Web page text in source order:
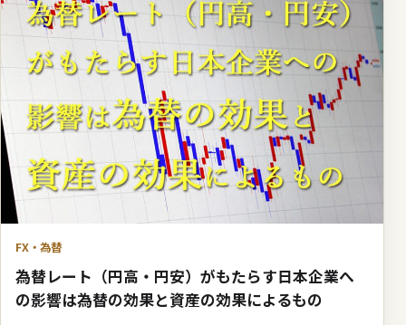
FX・為替
為替レート（円高・円安）がもたらす日本企業へ
の影響は為替の効果と資産の効果によるもの